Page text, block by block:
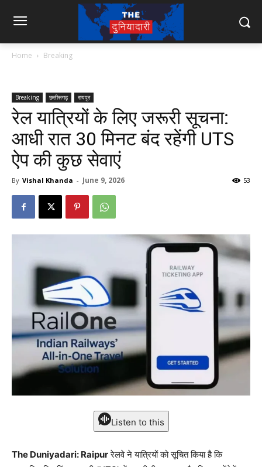
Home Breaking
Breaking छत्तीसगढ़ रायपुर
रेल यात्रियों के लिए जरूरी सूचना:
आधी रात 30 मिनट बंद रहेंगी UTS
ऐप की कुछ सेवाएं
By Vishal Khanda - June 9, 2026 53
Listen to this
The Duniyadari: Raipurरेलवे ने यात्रियों को सूचित किया है कि